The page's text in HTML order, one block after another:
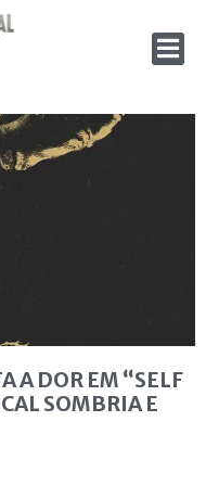
A DOR EM “SELF
SOMBRIA E